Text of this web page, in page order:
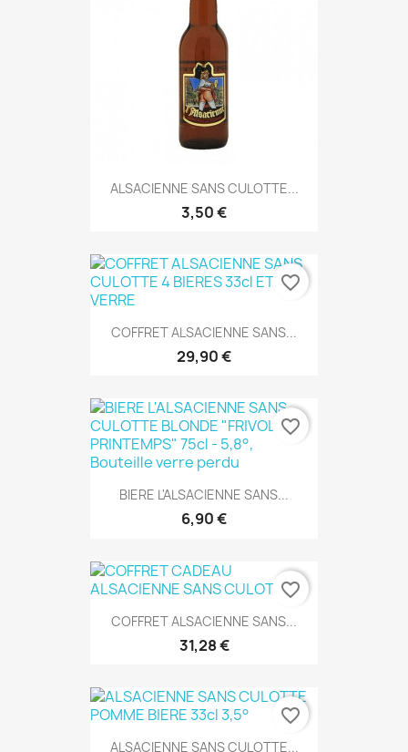
ALSACIENNE SANS CULOTTE...
3,50 €
COFFRET ALSACIENNE SANS...
29,90 €
favorite_border
BIERE L'ALSACIENNE SANS...
6,90 €
favorite_border
COFFRET ALSACIENNE SANS...
31,28 €
favorite_border
ALSACIENNE SANS CULOTTE...
favorite_border